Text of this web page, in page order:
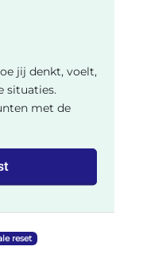
jij denkt, voelt,
situaties.
met de
reset